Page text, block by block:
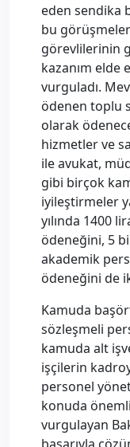
eden sendika
bu
görevlilerinin
kazanım elde
vurguladı.
ödenen toplu
olarak
hizmetler ve
ile avukat,
gibi birçok
iyileştirmeler
yılında 1400
ödeneğini, 5
akademik
ödeneğini de
Kamuda
sözleşmeli
kamuda alt
işçilerin
personel
konuda önemli
vurgulayan